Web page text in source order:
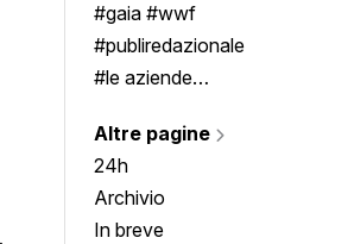
#gaia #wwf
#publiredazionale
#le aziende
Altre pagine
24h
Archivio
In breve